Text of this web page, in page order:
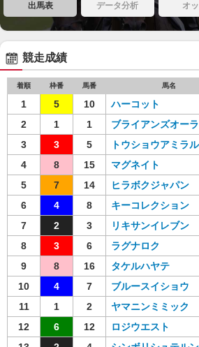
出馬表 データ分析 オ
競走成績
着順 枠番 馬番 馬名
1 5 10 ハーコット
2
1 1 ブライアンズオーラ
3
3 5 トウショウアミラル
4
8 15 マグネイト
5
7 14 ヒラボクジャパン
6
4 8 キーコレクション
7
2 3 リキサンイレブン
8
3 6 ラグナロク
9
8 16 タケルハヤテ
10
4 7 ブルースイショウ
11
1 2 ヤマニンミミック
12
6 12 ロジウエスト